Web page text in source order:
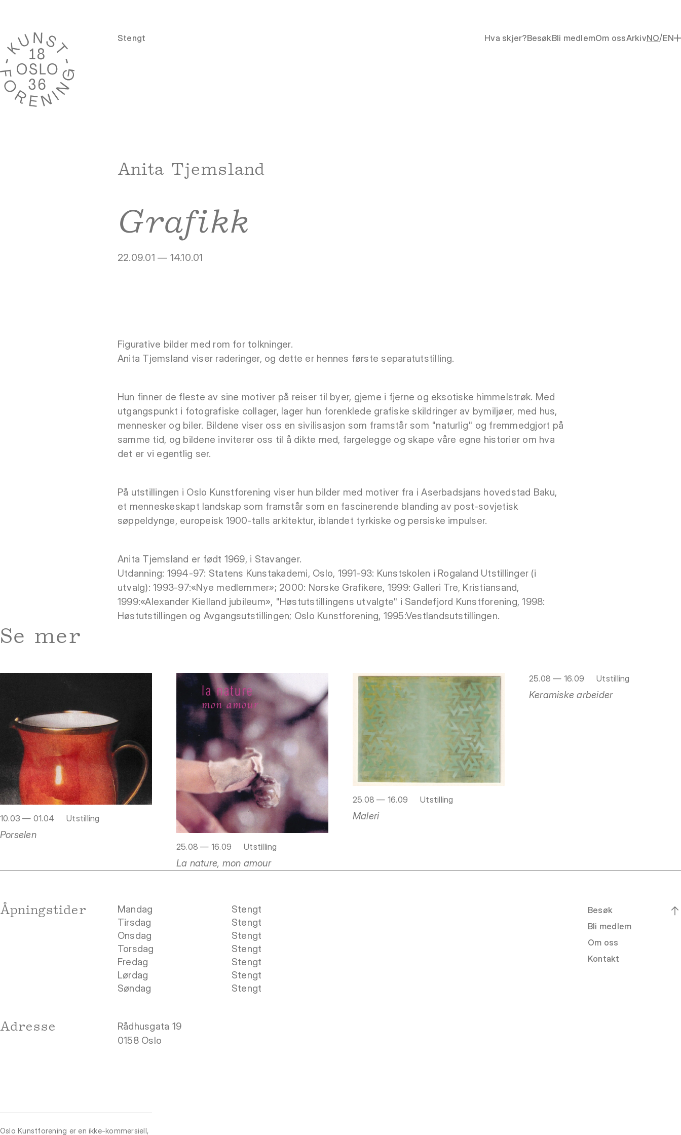
Stengt Hva skjer?BesøkBli medlemOm ossArkivNO/EN
Anita Tjemsland
Grafikk
22.09.01 — 14.10.01
Figurative bilder med rom for tolkninger.
Anita Tjemsland viser raderinger, og dette er hennes første separatutstilling.
Hun finner de fleste av sine motiver på reiser til byer, gjeme i fjerne og eksotiske himmelstrøk. Med
utgangspunkt i fotografiske collager, lager hun forenklede grafiske skildringer av bymiljøer, med hus,
mennesker og biler. Bildene viser oss en sivilisasjon som framstår som "naturlig" og fremmedgjort på
samme tid, og bildene inviterer oss til å dikte med, fargelegge og skape våre egne historier om hva
det er vi egentlig ser.
På utstillingen i Oslo Kunstforening viser hun bilder med motiver fra i Aserbadsjans hovedstad Baku,
et menneskeskapt landskap som framstår som en fascinerende blanding av post-sovjetisk
søppeldynge, europeisk 1900-talls arkitektur, iblandet tyrkiske og persiske impulser.
Anita Tjemsland er født 1969, i Stavanger.
Utdanning: 1994-97: Statens Kunstakademi, Oslo, 1991-93: Kunstskolen i Rogaland Utstillinger (i
utvalg): 1993-97:«Nye medlemmer»; 2000: Norske Grafikere, 1999: Galleri Tre, Kristiansand,
1999:«Alexander Kielland jubileum», "Høstutstillingens utvalgte" i Sandefjord Kunstforening, 1998:
Høstutstillingen og Avgangsutstillingen; Oslo Kunstforening, 1995:Vestlandsutstillingen.
Se mer
10.03 — 01.04 Utstilling
Porselen
25.08 — 16.09 Utstilling
La nature, mon amour
25.08 — 16.09 Utstilling
Maleri
25.08 — 16.09 Utstilling
Keramiske arbeider
Åpningstider Mandag
Stengt
Tirsdag
Stengt
Onsdag
Stengt
Torsdag
Stengt
Fredag
Stengt
Lørdag
Stengt
Søndag
Stengt
Adresse
Rådhusgata 19
0158 Oslo
Besøk
Bli medlem
Om oss
Kontakt
Oslo Kunstforening er en ikke-kommersiell,